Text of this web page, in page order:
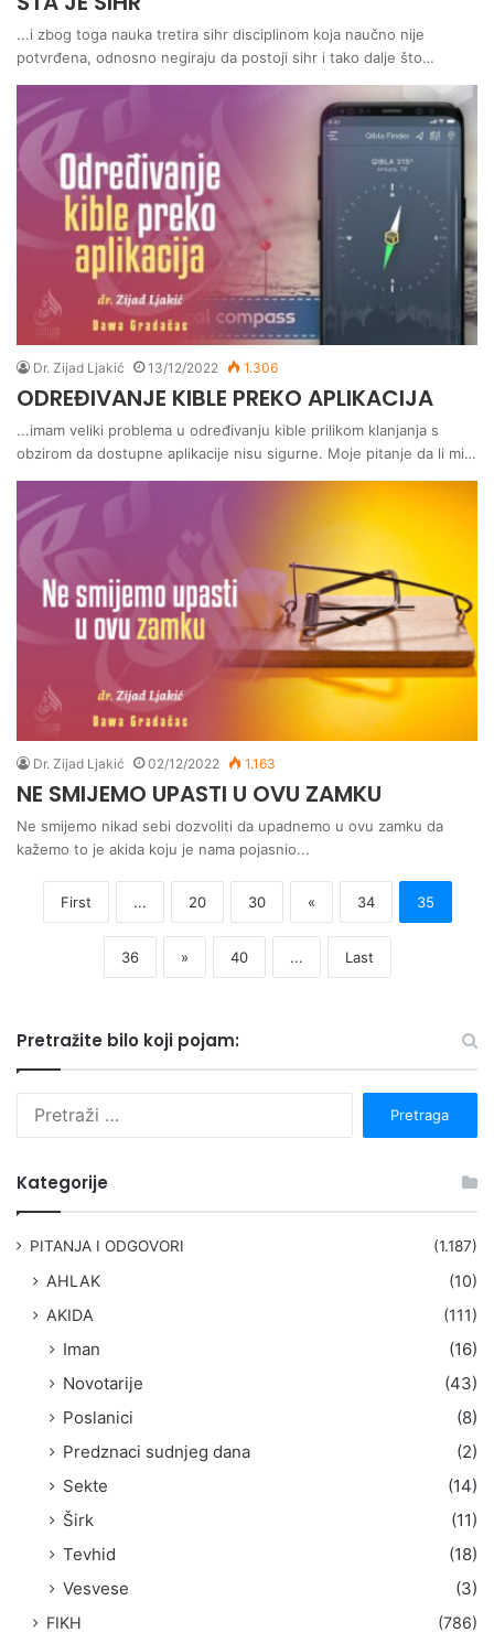
...i zbog toga nauka tretira sihr disciplinom koja naučno nije
potvrđena, odnosno negiraju da postoji sihr i tako dalje što…
Dr. Zijad Ljakić 13/12/2022 1.306
ODREĐIVANJE KIBLE PREKO APLIKACIJA
...imam veliki problema u određivanju kible prilikom klanjanja s
obzirom da dostupne aplikacije nisu sigurne. Moje pitanje da li mi…
Dr. Zijad Ljakić 02/12/2022 1.163
NE SMIJEMO UPASTI U OVU ZAMKU
Ne smijemo nikad sebi dozvoliti da upadnemo u ovu zamku da
kažemo to je akida koju je nama pojasnio...
First ... 20 30 « 34 35
36 » 40 ... Last
Pretražite bilo koji pojam:
Kategorije
PITANJA I ODGOVORI (1.187)
AHLAK
(10)
AKIDA
(111)
Iman
(16)
Novotarije
(43)
Poslanici
(8)
Predznaci sudnjeg dana
(2)
Sekte
(14)
Širk
(11)
Tevhid
(18)
Vesvese
(3)
FIKH (786)